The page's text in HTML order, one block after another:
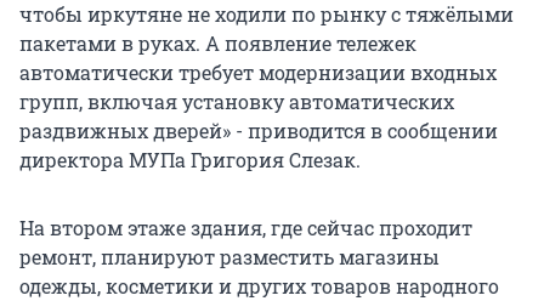
чтобы иркутяне не ходили по рынку с тяжёлыми
пакетами в руках. А появление тележек
автоматически требует модернизации входных
групп, включая установку автоматических
раздвижных дверей» - приводится в сообщении
директора МУПа Григория Слезак.
На втором этаже здания, где сейчас проходит
ремонт, планируют разместить магазины
одежды, косметики и других товаров народного